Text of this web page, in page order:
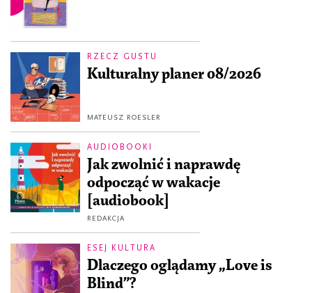
RZECZ GUSTU
Kulturalny planer 08/2026
MATEUSZ ROESLER
AUDIOBOOKI
Jak zwolnić i naprawdę
odpocząć w wakacje
[audiobook]
REDAKCJA
ESEJ KULTURA
Dlaczego oglądamy „Love is
Blind”?